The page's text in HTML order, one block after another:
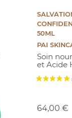
50ML
PAI
Soin
et Acide
64,00 €